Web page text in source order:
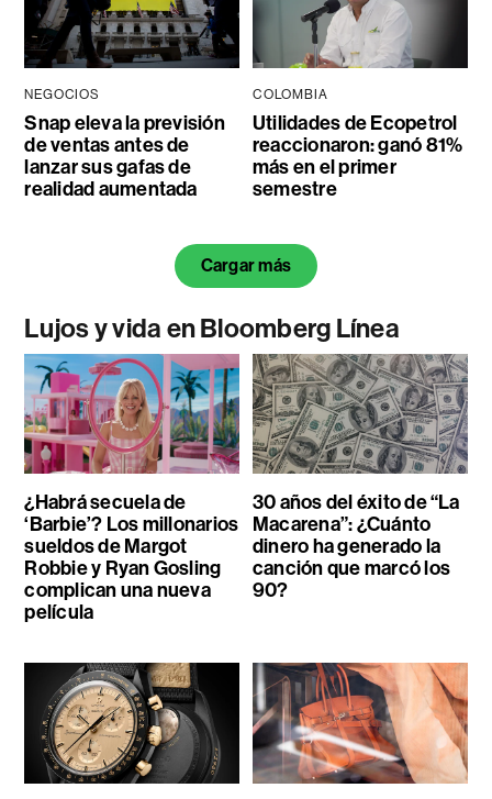
NEGOCIOS
Snap eleva la previsión
de ventas antes de
lanzar sus gafas de
realidad aumentada
COLOMBIA
Utilidades de Ecopetrol
reaccionaron: ganó 81%
más en el primer
semestre
Cargar más
Lujos y vida en Bloomberg Línea
¿Habrá secuela de
‘Barbie’? Los millonarios
sueldos de Margot
Robbie y Ryan Gosling
complican una nueva
película
30 años del éxito de “La
Macarena”: ¿Cuánto
dinero ha generado la
canción que marcó los
90?